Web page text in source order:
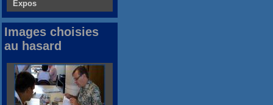
Expos
Images choisies
au hasard